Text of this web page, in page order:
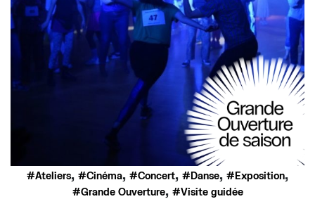
Ateliers, Cinéma, Concert, Danse, Exposition,
Grande Ouverture, Visite guidée